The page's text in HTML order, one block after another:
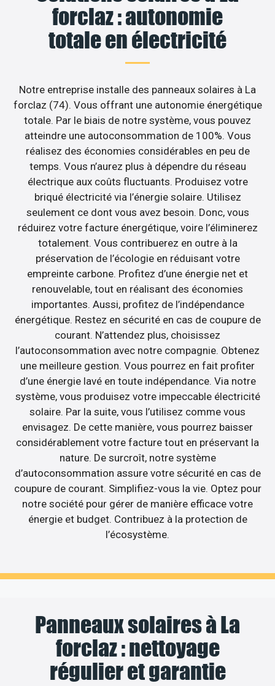
forclaz : autonomie
totale en électricité
Notre entreprise installe des panneaux solaires à La
forclaz (74). Vous offrant une autonomie énergétique
totale. Par le biais de notre système, vous pouvez
atteindre une autoconsommation de 100%. Vous
réalisez des économies considérables en peu de
temps. Vous n’aurez plus à dépendre du réseau
électrique aux coûts fluctuants. Produisez votre
briqué électricité via l’énergie solaire. Utilisez
seulement ce dont vous avez besoin. Donc, vous
réduirez votre facture énergétique, voire l’éliminerez
totalement. Vous contribuerez en outre à la
préservation de l’écologie en réduisant votre
empreinte carbone. Profitez d’une énergie net et
renouvelable, tout en réalisant des économies
importantes. Aussi, profitez de l’indépendance
énergétique. Restez en sécurité en cas de coupure de
courant. N’attendez plus, choisissez
l’autoconsommation avec notre compagnie. Obtenez
une meilleure gestion. Vous pourrez en fait profiter
d’une énergie lavé en toute indépendance. Via notre
système, vous produisez votre impeccable électricité
solaire. Par la suite, vous l’utilisez comme vous
envisagez. De cette manière, vous pourrez baisser
considérablement votre facture tout en préservant la
nature. De surcroît, notre système
d’autoconsommation assure votre sécurité en cas de
coupure de courant. Simplifiez-vous la vie. Optez pour
notre société pour gérer de manière efficace votre
énergie et budget. Contribuez à la protection de
l’écosystème.
Panneaux solaires à La
forclaz : nettoyage
régulier et garantie